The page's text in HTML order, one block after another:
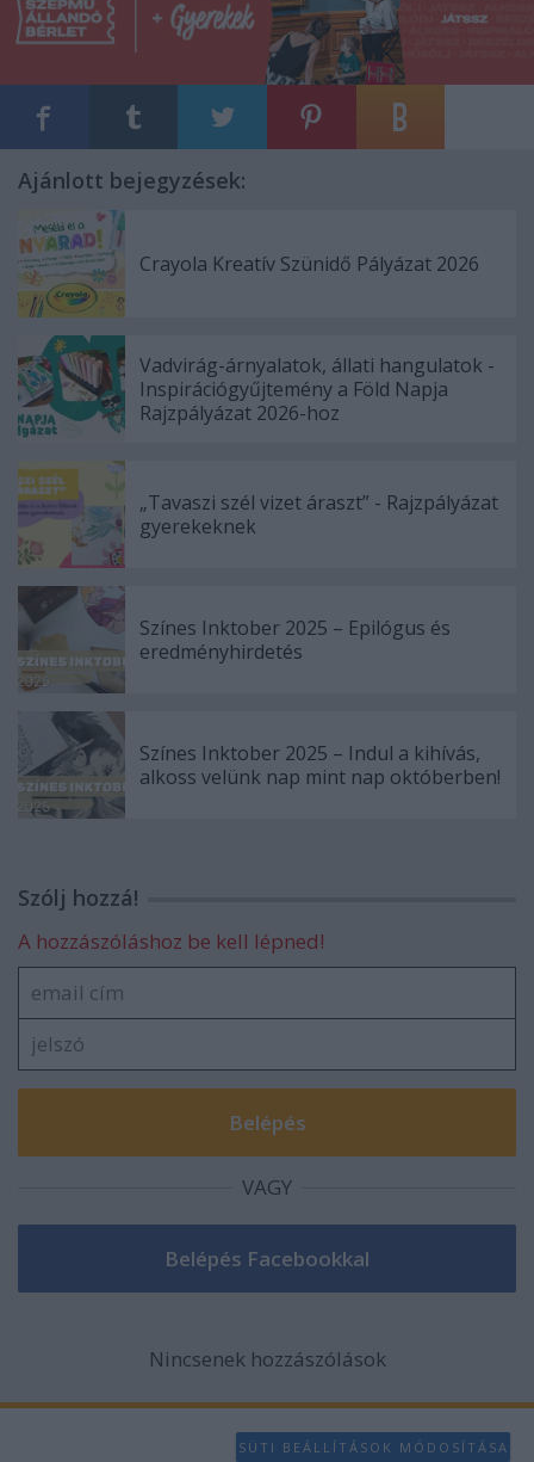
Ajánlott bejegyzések:
Crayola Kreatív Szünidő Pályázat 2026
Vadvirág-árnyalatok, állati hangulatok -
Inspirációgyűjtemény a Föld Napja
Rajzpályázat 2026-hoz
„Tavaszi szél vizet áraszt” - Rajzpályázat
gyerekeknek
Színes Inktober 2025 – Epilógus és
eredményhirdetés
Színes Inktober 2025 – Indul a kihívás,
alkoss velünk nap mint nap októberben!
Szólj hozzá!
A hozzászóláshoz be kell lépned!
VAGY
Nincsenek hozzászólások
SÜTI BEÁLLÍTÁSOK MÓDOSÍTÁSA